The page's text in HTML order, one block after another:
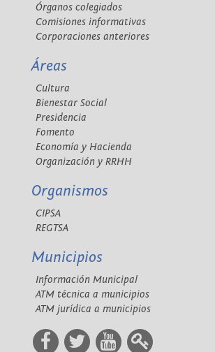
Órganos colegiados
Comisiones informativas
Corporaciones anteriores
Áreas
Cultura
Bienestar Social
Presidencia
Fomento
Economía y Hacienda
Organización y RRHH
Organismos
CIPSA
REGTSA
Municipios
Información Municipal
ATM técnica a municipios
ATM jurídica a municipios